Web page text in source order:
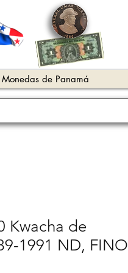
Monedas de Panamá
Kwacha de
1991 ND, FINO